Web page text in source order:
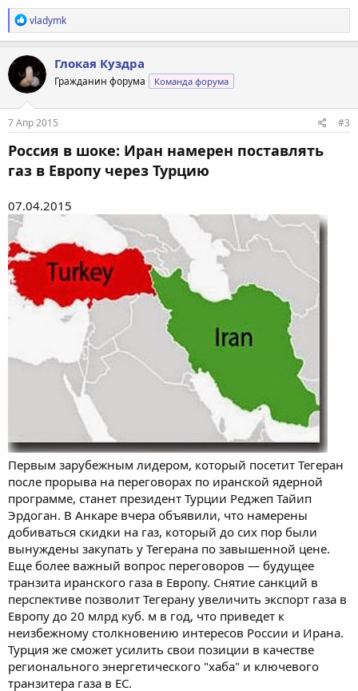
Р
е
а
к
ц
и
и
:
vladymk
Глокая Куздра
Гражданин форума Команда форума
7 Апр 2015 #3
Россия в шоке: Иран намерен поставлять
газ в Европу через Турцию
07.04.2015
Первым зарубежным лидером, который посетит Тегеран
после прорыва на переговорах по иранской ядерной
программе, станет президент Турции Реджеп Тайип
Эрдоган. В Анкаре вчера объявили, что намерены
добиваться скидки на газ, который до сих пор были
вынуждены закупать у Тегерана по завышенной цене.
Еще более важный вопрос переговоров — будущее
транзита иранского газа в Европу. Снятие санкций в
перспективе позволит Тегерану увеличить экспорт газа в
Европу до 20 млрд куб. м в год, что приведет к
неизбежному столкновению интересов России и Ирана.
Турция же сможет усилить свои позиции в качестве
регионального энергетического "хаба" и ключевого
транзитера газа в ЕС.